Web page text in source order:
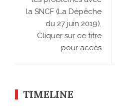
la SNCF (La Dépêche
du 27 juin 2019).
Cliquer sur ce titre
pour accès
TIMELINE